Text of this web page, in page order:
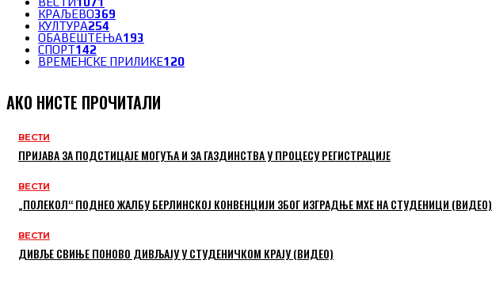
КРАЉЕВО369
КУЛТУРА254
ОБАВЕШТЕЊА193
СПОРТ142
ВРЕМЕНСКЕ ПРИЛИКЕ120
АКО НИСТЕ ПРОЧИТАЛИ
ВЕСТИ
ПРИЈАВА ЗА ПОДСТИЦАЈЕ МОГУЋА И ЗА ГАЗДИНСТВА У ПРОЦЕСУ РЕГИСТРАЦИЈЕ
ВЕСТИ
„ПОЛЕКОЛ“ ПОДНЕО ЖАЛБУ БЕРЛИНСКОЈ КОНВЕНЦИЈИ ЗБОГ ИЗГРАДЊЕ МХЕ НА СТУДЕНИЦИ (ВИДЕО)
ВЕСТИ
ДИВЉЕ СВИЊЕ ПОНОВО ДИВЉАЈУ У СТУДЕНИЧКОМ КРАЈУ (ВИДЕО)